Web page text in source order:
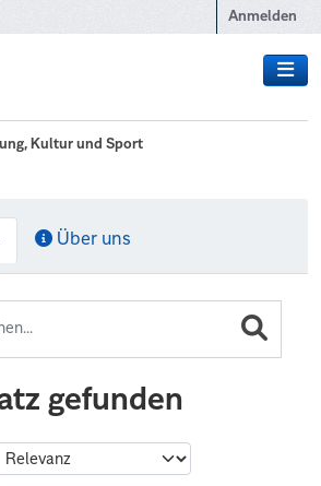
Anmelden
Kultur und Sport
Über uns
gefunden